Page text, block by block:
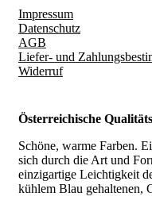
Impressum
Datenschutz
AGB
Liefer- und
Widerruf
Österreichische
Schöne, warme Farben.
sich durch die Art und
einzigartige Leichtigkeit
kühlem Blau gehaltenen,